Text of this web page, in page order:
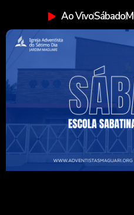
Ao VivoSábado